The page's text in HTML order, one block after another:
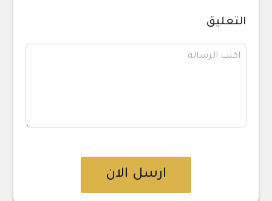
التعليق
ارسل الان